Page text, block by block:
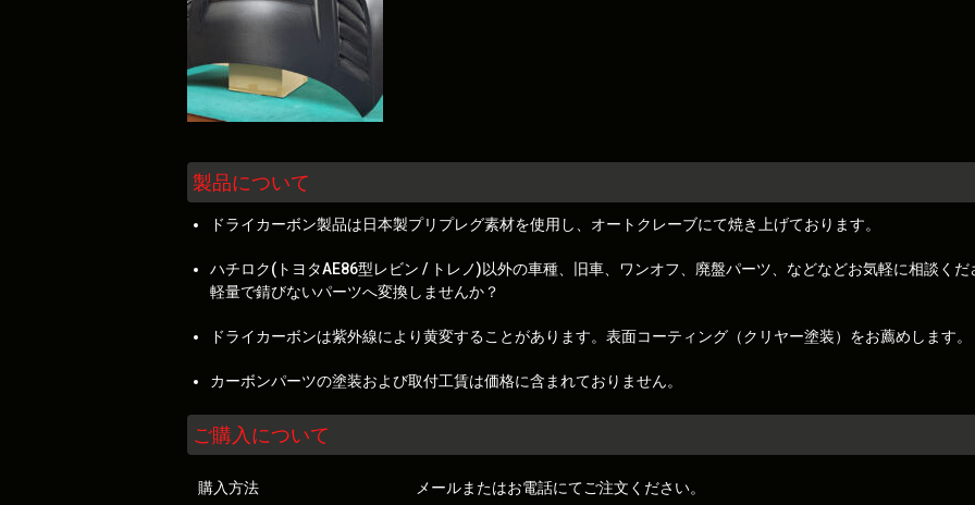
製品について
ドライカーボン製品は日本製プリプレグ素材を使用し、オートクレーブにて焼き上げております。
ハチロク(トヨタAE86型レビン / トレノ)以外の車種、旧車、ワンオフ、廃盤パーツ、などなどお気軽に相談くだ
軽量で錆びないパーツへ変換しませんか？
ドライカーボンは紫外線により黄変することがあります。表面コーティング（クリヤー塗装）をお薦めします。
カーボンパーツの塗装および取付工賃は価格に含まれておりません。
ご購入について
購入方法 メールまたはお電話にてご注文ください。